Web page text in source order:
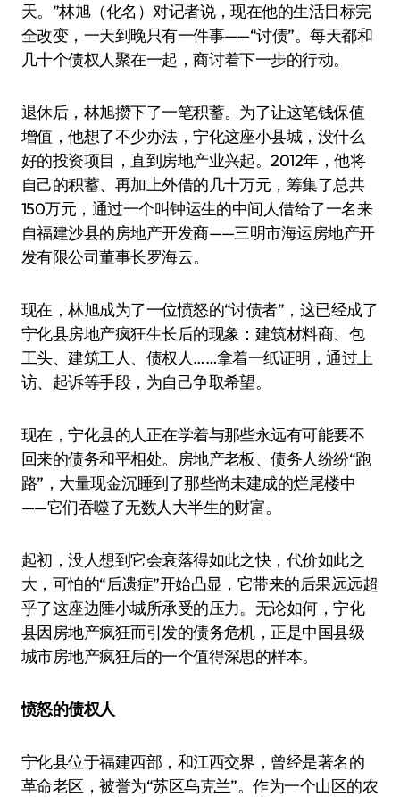
天。”林旭（化名）对记者说，现在他的生活目标完
全改变，一天到晚只有一件事——“讨债”。每天都和
几十个债权人聚在一起，商讨着下一步的行动。
退休后，林旭攒下了一笔积蓄。为了让这笔钱保值
增值，他想了不少办法，宁化这座小县城，没什么
好的投资项目，直到房地产业兴起。2012年，他将
自己的积蓄、再加上外借的几十万元，筹集了总共
150万元，通过一个叫钟运生的中间人借给了一名来
自福建沙县的房地产开发商——三明市海运房地产开
发有限公司董事长罗海云。
现在，林旭成为了一位愤怒的“讨债者”，这已经成了
宁化县房地产疯狂生长后的现象：建筑材料商、包
工头、建筑工人、债权人……拿着一纸证明，通过上
访、起诉等手段，为自己争取希望。
现在，宁化县的人正在学着与那些永远有可能要不
回来的债务和平相处。房地产老板、债务人纷纷“跑
路”，大量现金沉睡到了那些尚未建成的烂尾楼中
——它们吞噬了无数人大半生的财富。
起初，没人想到它会衰落得如此之快，代价如此之
大，可怕的“后遗症”开始凸显，它带来的后果远远超
乎了这座边陲小城所承受的压力。无论如何，宁化
县因房地产疯狂而引发的债务危机，正是中国县级
城市房地产疯狂后的一个值得深思的样本。
愤怒的债权人
宁化县位于福建西部，和江西交界，曾经是著名的
革命老区，被誉为“苏区乌克兰”。作为一个山区的农